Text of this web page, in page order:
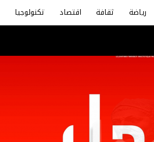
رياضة ثقافة اقتصاد تكنولوجيا